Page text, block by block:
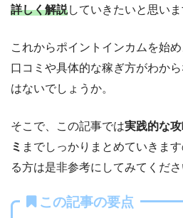
詳しく解説していきたいと思いま
これからポイントインカムを始
口コミや具体的な稼ぎ方がわか
はないでしょうか。
そこで、この記事では実践的な
ミ までしっかりまとめていきま
る方は是非参考にしてみてくださ
この記事の要点